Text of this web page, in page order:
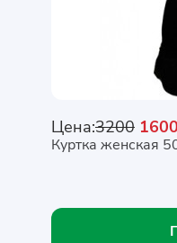
Цена:3200
Куртка женская